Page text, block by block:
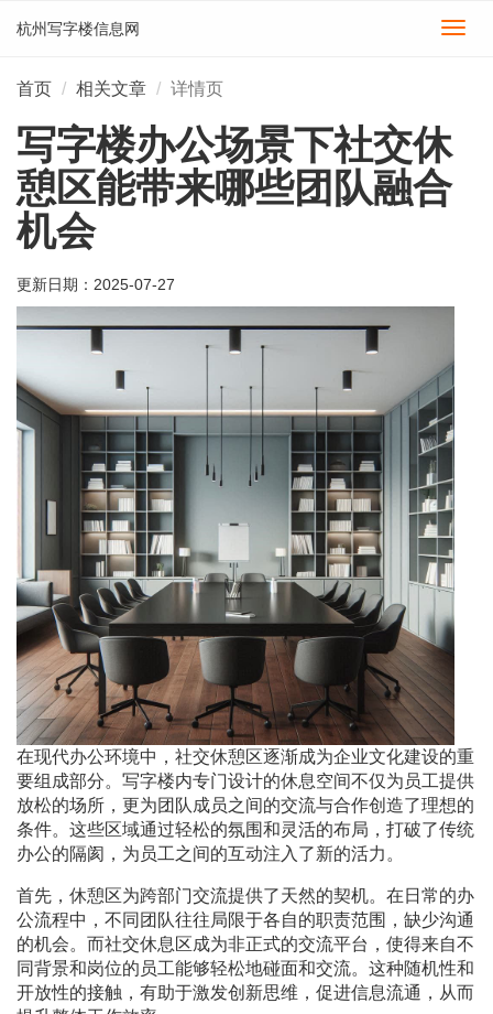
切
杭州写字楼信息网
首页 相关文章 详情页
写字楼办公场景下社交休
憩区能带来哪些团队融合
机会
更新日期： 2025-07-27
在现代办公环境中，社交休憩区逐渐成为企业文化建设的重
要组成部分。写字楼内专门设计的休息空间不仅为员工提供
放松的场所，更为团队成员之间的交流与合作创造了理想的
条件。这些区域通过轻松的氛围和灵活的布局，打破了传统
办公的隔阂，为员工之间的互动注入了新的活力。
首先，休憩区为跨部门交流提供了天然的契机。在日常的办
公流程中，不同团队往往局限于各自的职责范围，缺少沟通
的机会。而社交休息区成为非正式的交流平台，使得来自不
同背景和岗位的员工能够轻松地碰面和交流。这种随机性和
开放性的接触，有助于激发创新思维，促进信息流通，从而